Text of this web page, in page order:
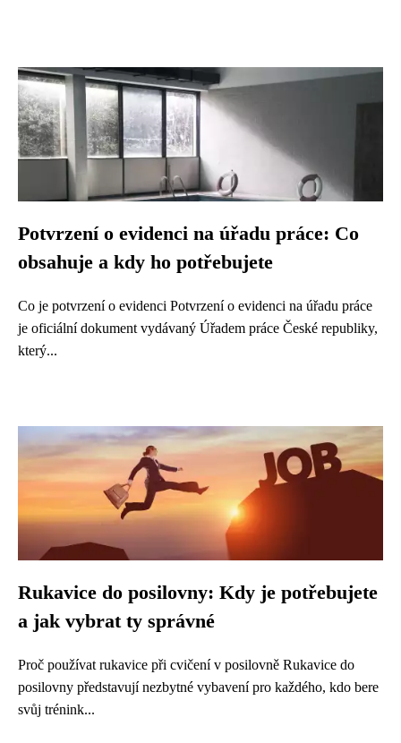
Potvrzení o evidenci na úřadu práce: Co
obsahuje a kdy ho potřebujete
Co je potvrzení o evidenci Potvrzení o evidenci na úřadu práce
je oficiální dokument vydávaný Úřadem práce České republiky,
který...
Rukavice do posilovny: Kdy je potřebujete
a jak vybrat ty správné
Proč používat rukavice při cvičení v posilovně Rukavice do
posilovny představují nezbytné vybavení pro každého, kdo bere
svůj trénink...